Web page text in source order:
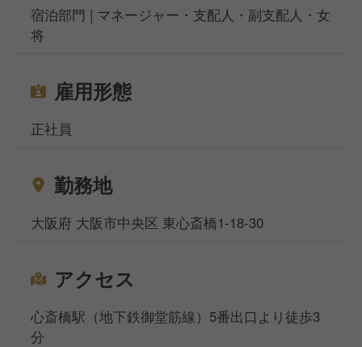
宿泊部門 | マネージャー・支配人・副支配人・女
将
雇用形態
正社員
勤務地
大阪府 大阪市中央区 東心斎橋1-18-30
アクセス
心斎橋駅（地下鉄御堂筋線）5番出口より徒歩3
分